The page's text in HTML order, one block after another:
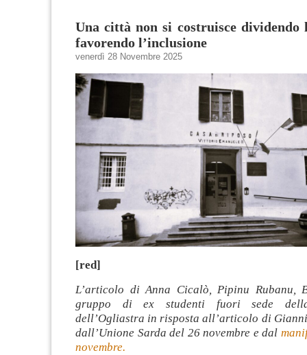
Una città non si costruisce dividendo
favorendo l’inclusione
venerdì 28 Novembre 2025
[red]
L’articolo di Anna Cicalò, Pipinu Rubanu,
gruppo di ex studenti fuori sede
dell’Ogliastra in risposta all’articolo di
dall’Unione Sarda del 26 novembre e dal
novembre.